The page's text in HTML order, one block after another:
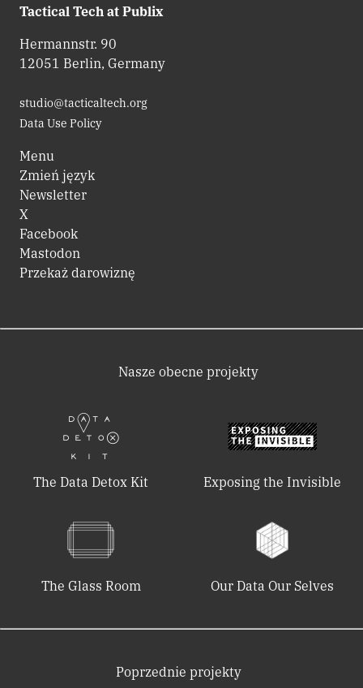
Tactical Tech at Publix
Hermannstr. 90
12051 Berlin, Germany
studio@tacticaltech.org
Data Use Policy
Menu
Zmień język
Newsletter
X
Facebook
Mastodon
Przekaż darowiznę
Nasze obecne projekty
The Data Detox Kit Exposing the Invisible
The Glass Room Our Data Our Selves
Poprzednie projekty